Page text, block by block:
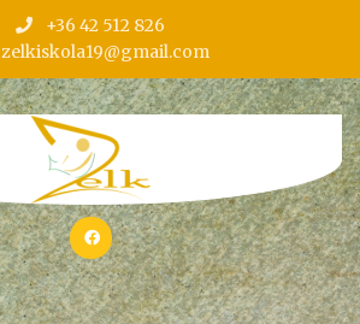
+36 42 512 826
zelkiskola19@gmail.com